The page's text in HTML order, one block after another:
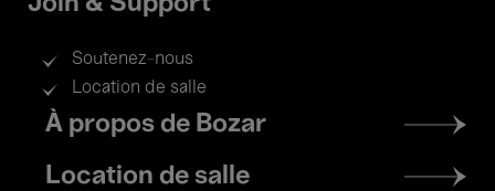
Soutenez-nous
Location de salle
Footer
menu
À propos de Bozar
Location de salle